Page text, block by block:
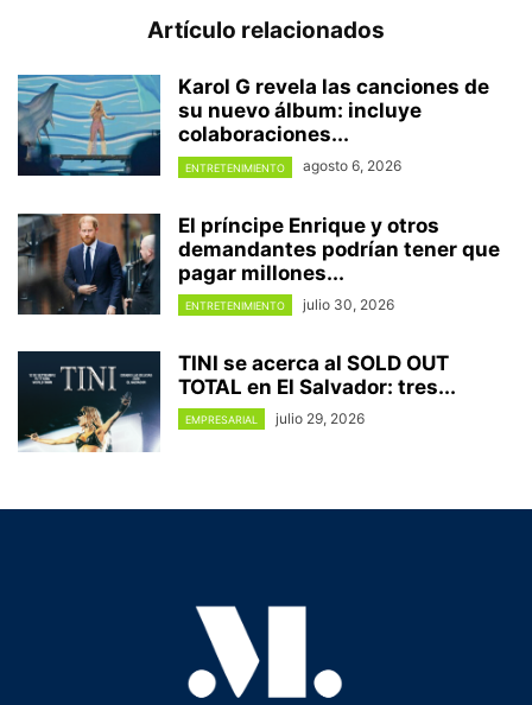
Artículo relacionados
Karol G revela las canciones de
su nuevo álbum: incluye
colaboraciones...
ENTRETENIMIENTO agosto 6, 2026
El príncipe Enrique y otros
demandantes podrían tener que
pagar millones...
ENTRETENIMIENTO julio 30, 2026
TINI se acerca al SOLD OUT
TOTAL en El Salvador: tres...
EMPRESARIAL julio 29, 2026